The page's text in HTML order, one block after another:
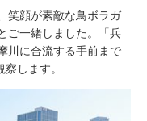
笑顔が素敵な鳥ボラガ
ご一緒しました。「兵
川に合流する手前まで
します。